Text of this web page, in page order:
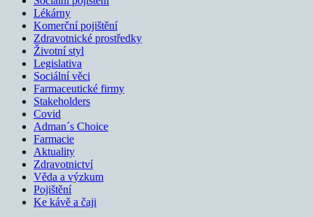
Lékárny
Komerční pojištění
Zdravotnické prostředky
Životní styl
Legislativa
Sociální věci
Farmaceutické firmy
Stakeholders
Covid
Adman´s Choice
Farmacie
Aktuality
Zdravotnictví
Věda a výzkum
Pojištění
Ke kávě a čaji